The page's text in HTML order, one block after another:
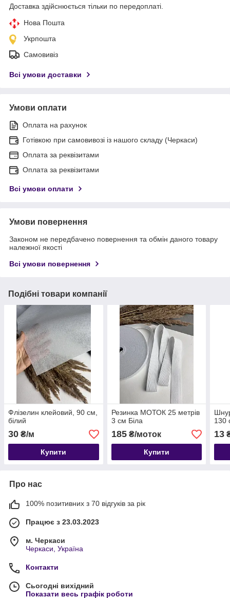
Доставка здійснюється тільки по передоплаті.
Нова Пошта
Укрпошта
Самовивіз
Всі умови доставки
Умови оплати
Оплата на рахунок
Готівкою при самовивозі із нашого складу (Черкаси)
Оплата за реквізитами
Оплата за реквізитами
Всі умови оплати
Умови повернення
Законом не передбачено повернення та обмін даного товару
належної якості
Всі умови повернення
Подібні товари компанії
Флізелин клейовий, 90 см,
білий
30 ₴/м
Купити
Резинка МОТОК 25 метрів
3 см Біла
185₴/моток
Купити
130
13
Про нас
100% позитивних з 70 відгуків за рік
Працює з 23.03.2023
м. Черкаси
Черкаси, Україна
Контакти
Сьогодні вихідний
Показати весь графік роботи